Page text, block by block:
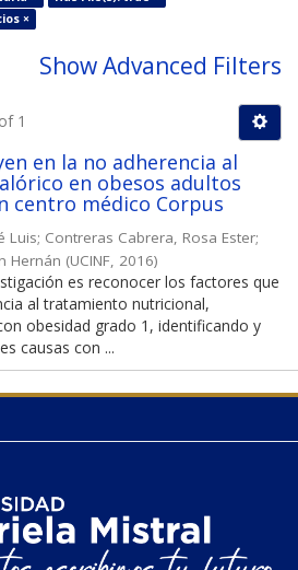
×
Show Advanced Filters
1
en la no adherencia al
en obesos adultos
centro médico Corpus
Luis; Contreras Cabrera, Rosa Ester;
Hernán (UCINF, 2016)
es reconocer los factores que
al tratamiento nutricional,
obesidad grado 1, identificando y
causas con ...